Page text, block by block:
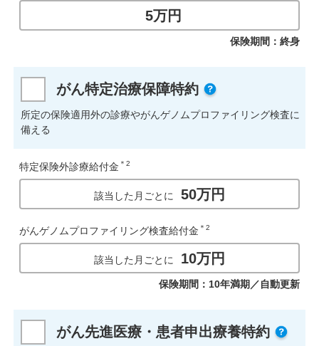
5万円
保険期間：終身
がん特定治療保障特約
所定の保険適用外の診療やがんゲノムプロファイリング検査に
備える
特定保険外診療給付金 ＊2
該当した月ごとに 50万円
がんゲノムプロファイリング検査給付金 ＊2
該当した月ごとに 10万円
保険期間：10年満期／自動更新
がん先進医療・患者申出療養特約